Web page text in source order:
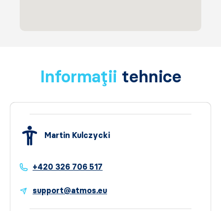
Informații tehnice
Martin Kulczycki
+420 326 706 517
support@atmos.eu